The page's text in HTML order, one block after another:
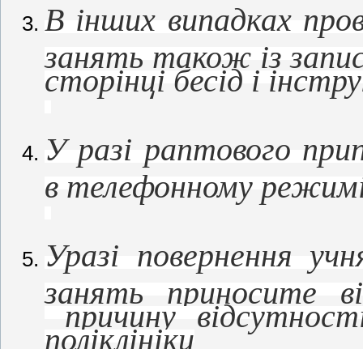
В інших випадках
занять також із
сторінці бесід і
У разі раптового
в телефонному
Уразі повернення
занять приносите
причину
поліклініки